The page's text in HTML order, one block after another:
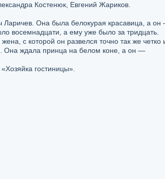
Костенюк, Евгений Жариков.
Ларичев. Она была белокурая красавица, а он
восемнадцати, а ему уже было за тридцать.
с которой он развелся точно так же четко
Она ждала принца на белом коне, а он —
гостиницы».